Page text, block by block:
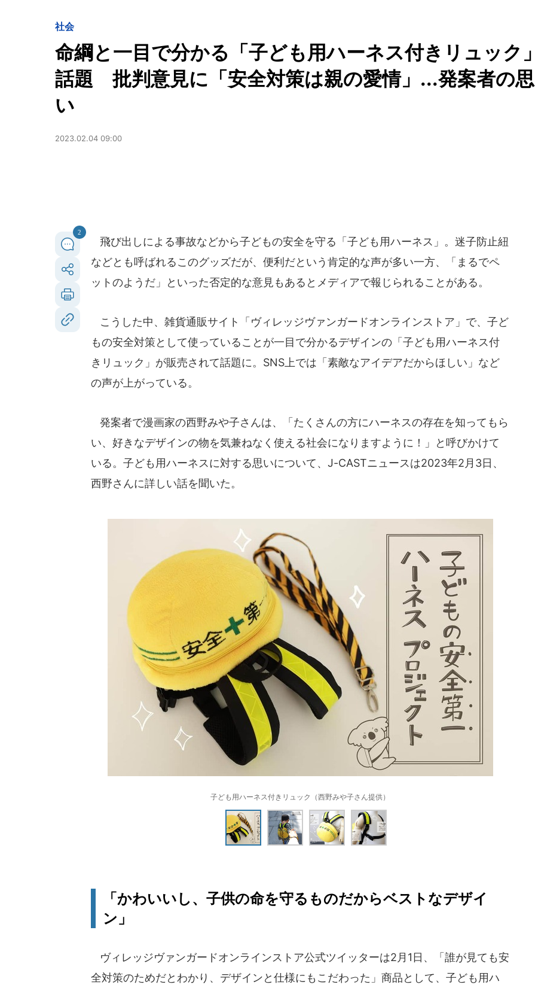
社会
命綱と一目で分かる「子ども用ハーネス付きリュック」
話題 批判意見に「安全対策は親の愛情」...発案者の思
い
2023.02.04 09:00
2
飛び出しによる事故などから子どもの安全を守る「子ども用ハーネス」。迷子防止紐
などとも呼ばれるこのグッズだが、便利だという肯定的な声が多い一方、「まるでペ
ットのようだ」といった否定的な意見もあるとメディアで報じられることがある。
こうした中、雑貨通販サイト「ヴィレッジヴァンガードオンラインストア」で、子ど
もの安全対策として使っていることが一目で分かるデザインの「子ども用ハーネス付
きリュック」が販売されて話題に。SNS上では「素敵なアイデアだからほしい」など
の声が上がっている。
発案者で漫画家の西野みや子さんは、「たくさんの方にハーネスの存在を知ってもら
い、好きなデザインの物を気兼ねなく使える社会になりますように！」と呼びかけて
いる。子ども用ハーネスに対する思いについて、J-CASTニュースは2023年2月3日、
西野さんに詳しい話を聞いた。
子ども用ハーネス付きリュック（西野みや子さん提供）
「かわいいし、子供の命を守るものだからベストなデザイ
ン」
ヴィレッジヴァンガードオンラインストア公式ツイッターは2月1日、「誰が見ても安
全対策のためだとわかり、デザインと仕様にもこだわった」商品として、子ども用ハ